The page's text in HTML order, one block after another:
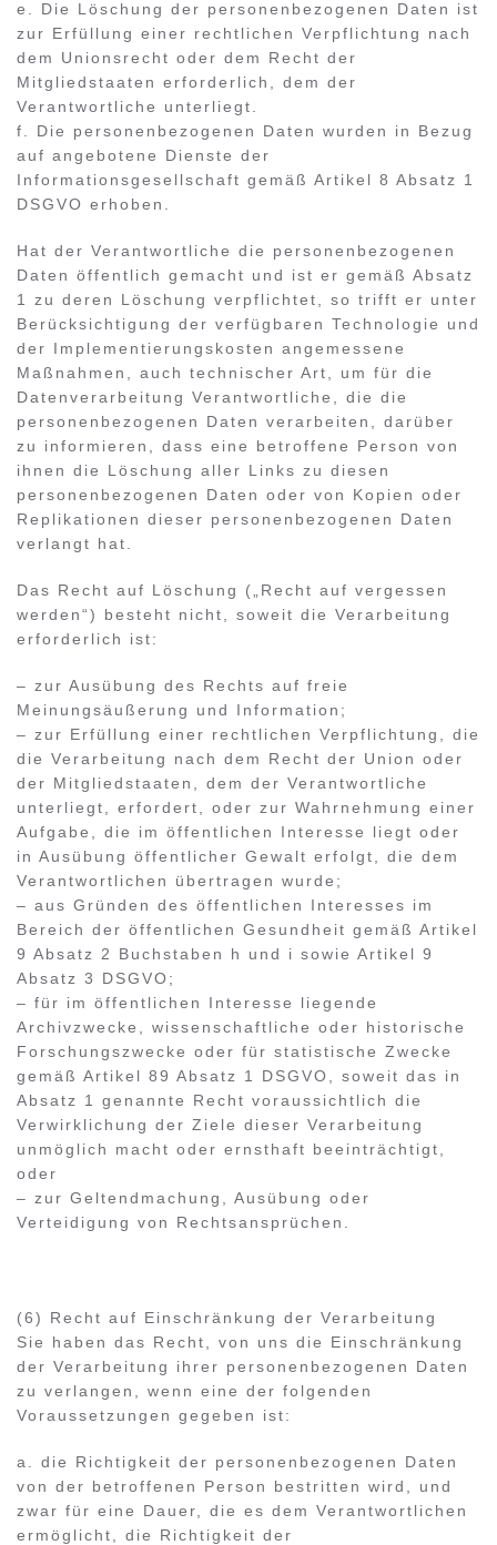
e. Die Löschung der personenbezogenen Daten ist
zur Erfüllung einer rechtlichen Verpflichtung nach
dem Unionsrecht oder dem Recht der
Mitgliedstaaten erforderlich, dem der
Verantwortliche unterliegt.
f. Die personenbezogenen Daten wurden in Bezug
auf angebotene Dienste der
Informationsgesellschaft gemäß Artikel 8 Absatz 1
DSGVO erhoben.
Hat der Verantwortliche die personenbezogenen
Daten öffentlich gemacht und ist er gemäß Absatz
1 zu deren Löschung verpflichtet, so trifft er unter
Berücksichtigung der verfügbaren Technologie und
der Implementierungskosten angemessene
Maßnahmen, auch technischer Art, um für die
Datenverarbeitung Verantwortliche, die die
personenbezogenen Daten verarbeiten, darüber
zu informieren, dass eine betroffene Person von
ihnen die Löschung aller Links zu diesen
personenbezogenen Daten oder von Kopien oder
Replikationen dieser personenbezogenen Daten
verlangt hat.
Das Recht auf Löschung („Recht auf vergessen
werden“) besteht nicht, soweit die Verarbeitung
erforderlich ist:
– zur Ausübung des Rechts auf freie
Meinungsäußerung und Information;
– zur Erfüllung einer rechtlichen Verpflichtung, die
die Verarbeitung nach dem Recht der Union oder
der Mitgliedstaaten, dem der Verantwortliche
unterliegt, erfordert, oder zur Wahrnehmung einer
Aufgabe, die im öffentlichen Interesse liegt oder
in Ausübung öffentlicher Gewalt erfolgt, die dem
Verantwortlichen übertragen wurde;
– aus Gründen des öffentlichen Interesses im
Bereich der öffentlichen Gesundheit gemäß Artikel
9 Absatz 2 Buchstaben h und i sowie Artikel 9
Absatz 3 DSGVO;
– für im öffentlichen Interesse liegende
Archivzwecke, wissenschaftliche oder historische
Forschungszwecke oder für statistische Zwecke
gemäß Artikel 89 Absatz 1 DSGVO, soweit das in
Absatz 1 genannte Recht voraussichtlich die
Verwirklichung der Ziele dieser Verarbeitung
unmöglich macht oder ernsthaft beeinträchtigt,
oder
– zur Geltendmachung, Ausübung oder
Verteidigung von Rechtsansprüchen.
(6) Recht auf Einschränkung der Verarbeitung
Sie haben das Recht, von uns die Einschränkung
der Verarbeitung ihrer personenbezogenen Daten
zu verlangen, wenn eine der folgenden
Voraussetzungen gegeben ist:
a. die Richtigkeit der personenbezogenen Daten
von der betroffenen Person bestritten wird, und
zwar für eine Dauer, die es dem Verantwortlichen
ermöglicht, die Richtigkeit der